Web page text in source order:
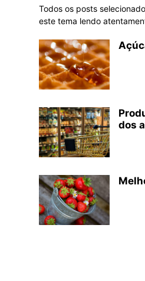
Todos os posts
este tema lendo
dos